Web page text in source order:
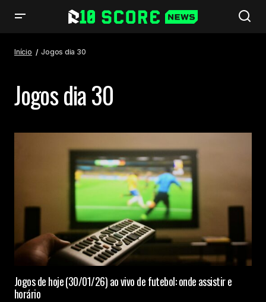
Início Jogos dia 30
Jogos dia 30
Jogos de hoje (30/01/26) ao vivo de futebol: onde assistir e
horário